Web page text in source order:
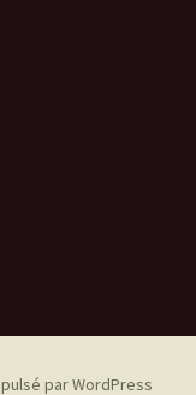
par WordPress